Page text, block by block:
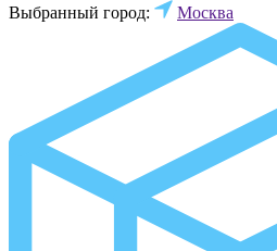
Выбранный город:
Москва